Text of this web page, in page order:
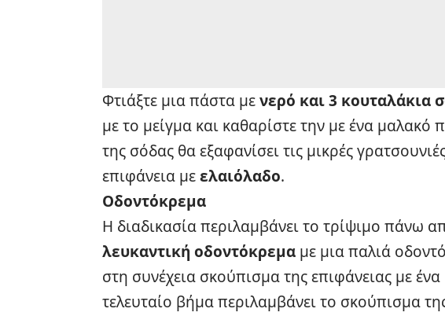
Φτιάξτε μια πάστα μενερό και 3 κουταλάκια
με το μείγμα και καθαρίστε την με ένα μαλακό
της σόδας θα εξαφανίσει τις μικρές
επιφάνεια μεελαιόλαδο.
Οδοντόκρεμα
Η διαδικασία περιλαμβάνει το τρίψιμο πάνω
λευκαντική οδοντόκρεμα με μια παλιά
στη συνέχεια σκούπισμα της επιφάνειας με
τελευταίο βήμα περιλαμβάνει το σκούπισμα